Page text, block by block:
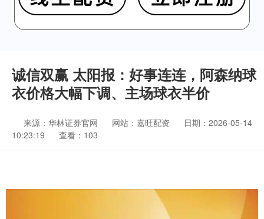
诚信双赢 太阳报：好事连连，阿森纳球
衣价格大幅下调、主场球衣半价
来源：华林证券官网 网站：嘉旺配资
日期：2026-05-14
10:23:19
查看：103